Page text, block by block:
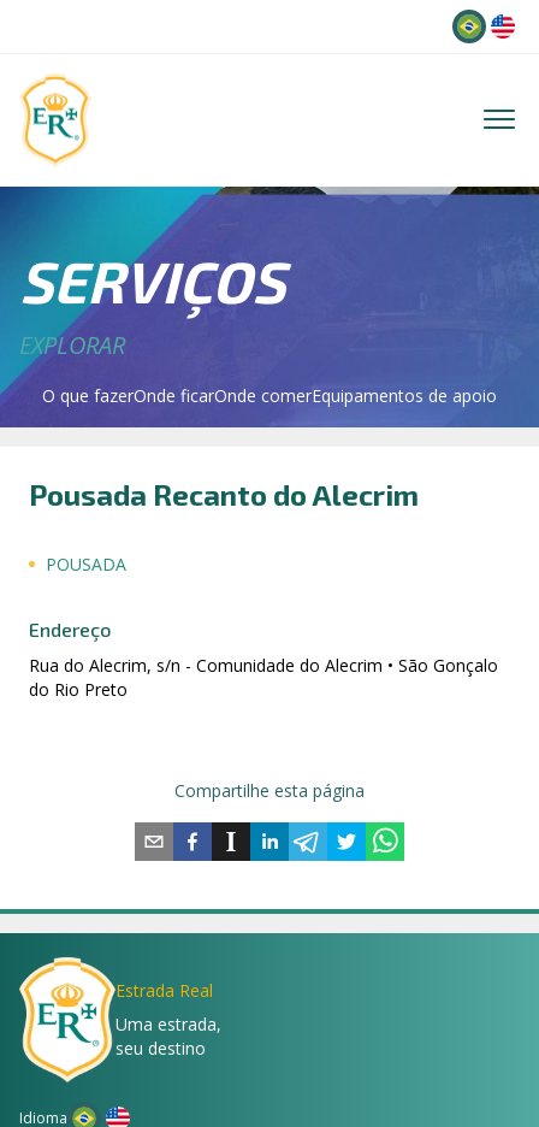
SERVIÇOS
EXPLORAR
O que fazerOnde ficarOnde comerEquipamentos de apoio
Pousada Recanto do Alecrim
POUSADA
Endereço
Rua do Alecrim, s/n - Comunidade do Alecrim • São Gonçalo
do Rio Preto
Compartilhe esta página
Estrada Real
Uma estrada,
seu destino
Idioma